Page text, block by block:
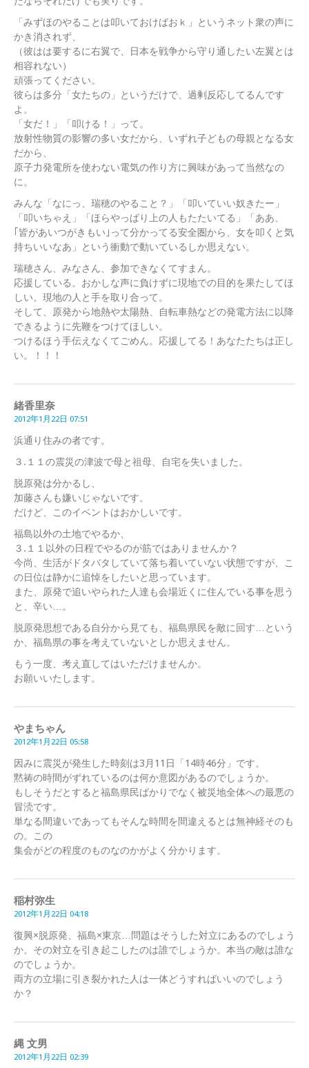
「みずほのやることは叩いておけばおｋ」というネット衆の声に
かき消されず、
（彼はは要するに右翼で、日本を戦争から守り通したい左翼とは
相容れない）
頑張ってください。
彼らは多分「女たちの」というだけで、過剰反応してるんです
よ。
「女だ！」「叩ける！」って。
放射性物質の影響の多い女だから、いずれ子どもの母親となる女
だから、
原子力発電所を使わない電気の作り方に興味があって当然なの
に。
みんな「なにっ、瑞穂のやること？」「叩いていい奴きたー」
「叩いちゃえ」「ほらやっぱり上の人もたたいてる」「ああ、
｢皆があいつがきもい｣って分かってる安全圏から、女を叩くと気
持ちいいなあ」という衝動で動いているしか思えない。
瑞穂さん、みなさん、参加できなくてすまん。
応援している。おかしな声に負けずに現地での目的を果たしてほ
しい。現地の人と手を取り合って。
そして、原発から地熱や太陽熱、自転車熱などの発電方法に以降
できるように先鞭をつけてほしい。
つけるほう手伝えなくてごめん。応援してる！あなたたちは正し
い。！！！
緒香里奈
2012年1月22日 07:51
浜通り住みの者です。
３.１１の震災の津波で母と祖母、自宅を失いました。
脱原発は分かるし、
加藤さんも嫌いじゃないです。
だけど、このイベントはおかしいです。
福島以外の土地でやるか、
３.１１以外の日程でやるのが筋ではありませんか？
今尚、生活がドタバタしていて落ち着いていない状態ですが、こ
の日位は静かに追悼をしたいと思っています。
また、原発で追いやられた人達も会場近くに住んでいる事を思う
と、辛い…。
脱原発思想である自分から見ても、福島県民を敵に回す…という
か、福島県の事を考えていないとしか思えません。
もう一度、考え直してはいただけませんか。
お願いいたします。
やまちゃん
2012年1月22日 05:58
因みに震災が発生した時刻は3月11日「14時46分」です。
黙祷の時間がずれているのは何か意図があるのでしょうか。
もしそうだとすると福島県民ばかりでなく被災地全体への最悪の
冒涜です。
単なる間違いであってもそんな時間を間違えるとは無神経そのも
の。この
集会がどの程度のものなのかがよく分かります。
稲村弥生
2012年1月22日 04:18
復興×脱原発、福島×東京…問題はそうした対立にあるのでしょう
か。その対立を引き起こしたのは誰でしょうか。本当の敵は誰な
のでしょうか。
両方の立場に引き裂かれた人は一体どうすればいいのでしょう
か？
縄 文男
2012年1月22日 02:39